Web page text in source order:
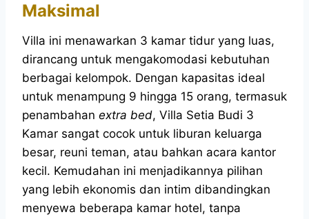
Maksimal
Villa ini menawarkan 3 kamar tidur yang luas,
dirancang untuk mengakomodasi kebutuhan
berbagai kelompok. Dengan kapasitas ideal
untuk menampung 9 hingga 15 orang, termasuk
penambahan extra bed, Villa Setia Budi 3
Kamar sangat cocok untuk liburan keluarga
besar, reuni teman, atau bahkan acara kantor
kecil. Kemudahan ini menjadikannya pilihan
yang lebih ekonomis dan intim dibandingkan
menyewa beberapa kamar hotel, tanpa